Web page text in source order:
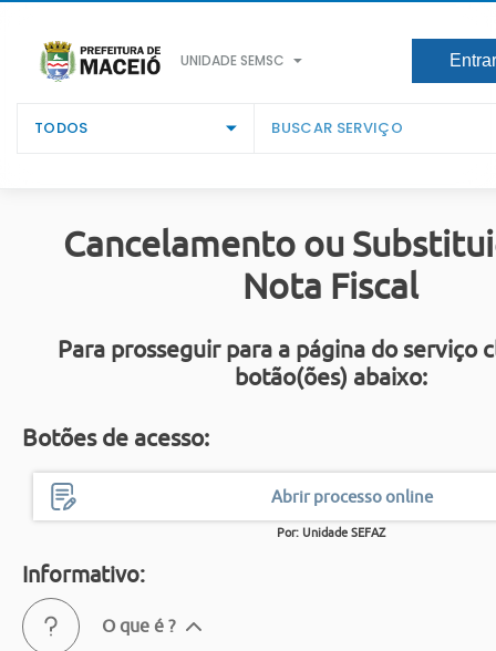
UNIDADE SEMSC
TODOS
Cancelamento ou
Nota Fiscal
Para prosseguir para a página do serviço
botão(ões) abaixo:
Botões de acesso:
Abrir processo online
Por: Unidade SEFAZ
Informativo:
O que é ?